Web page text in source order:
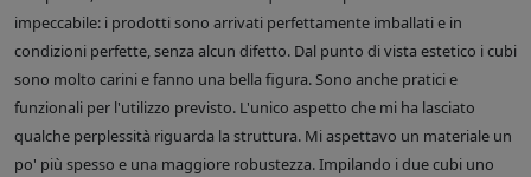
impeccabile: i prodotti sono arrivati perfettamente imballati e in
condizioni perfette, senza alcun difetto. Dal punto di vista estetico i cubi
sono molto carini e fanno una bella figura. Sono anche pratici e
funzionali per l'utilizzo previsto. L'unico aspetto che mi ha lasciato
qualche perplessità riguarda la struttura. Mi aspettavo un materiale un
po' più spesso e una maggiore robustezza. Impilando i due cubi uno